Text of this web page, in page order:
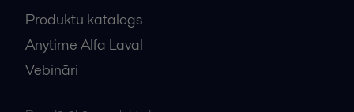
Produktu katalogs
Anytime Alfa Laval
Vebināri